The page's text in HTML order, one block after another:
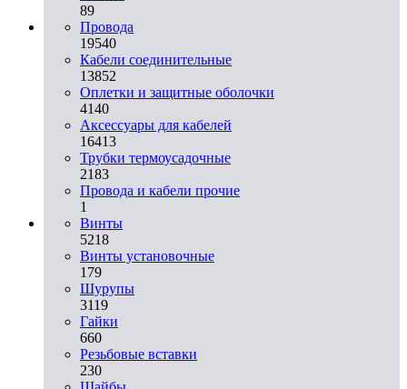
89
Провода
19540
Кабели соединительные
13852
Оплетки и защитные оболочки
4140
Аксессуары для кабелей
16413
Трубки термоусадочные
2183
Провода и кабели прочие
1
Винты
5218
Винты установочные
179
Шурупы
3119
Гайки
660
Резьбовые вставки
230